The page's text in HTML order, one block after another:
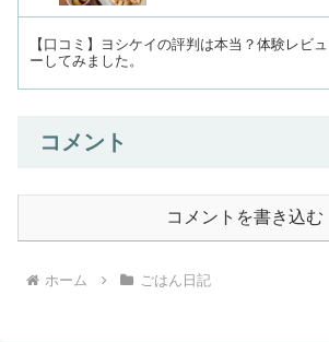
【口コミ】ヨシケイの評判は本当？体験レビュ
ーしてみました。
コメント
コメントを書き込む
ホーム ごはん日記